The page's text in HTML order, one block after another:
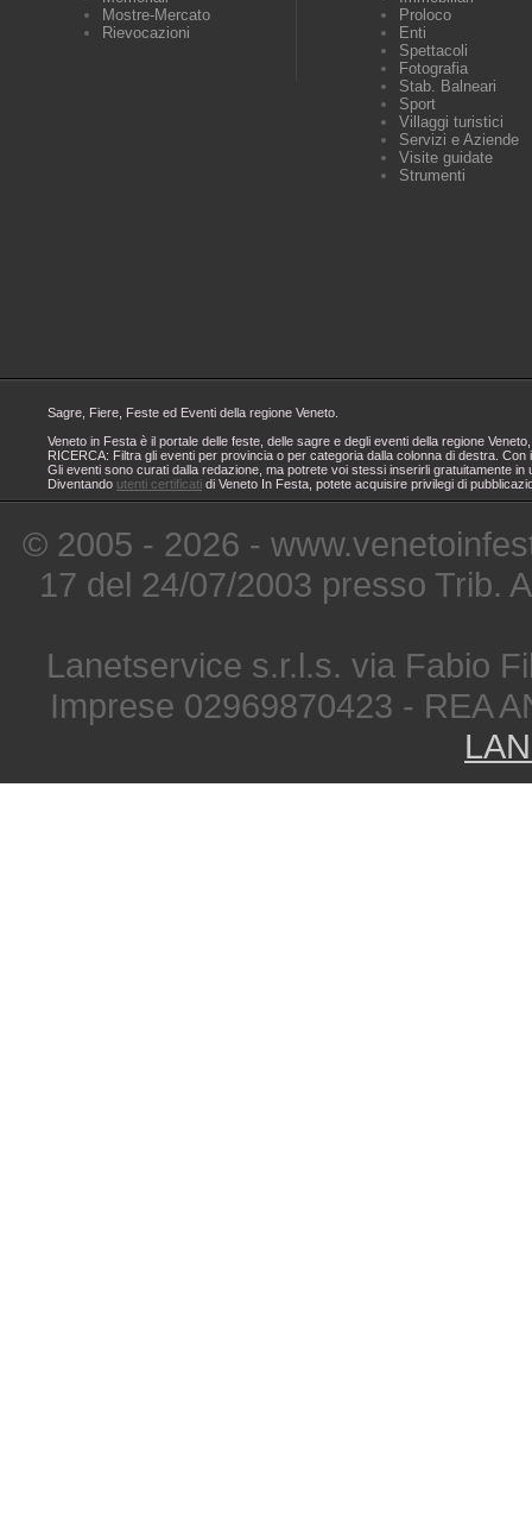
Mostre-Mercato
Rievocazioni
Proloco
Enti
Spettacoli
Fotografia
Stab. Balneari
Sport
Villaggi turistici
Servizi e Aziende
Visite guidate
Strumenti
Sagre, Fiere, Feste ed Eventi della regione Veneto.
Veneto in Festa è il portale delle feste, delle sagre e degli eventi della regione
RICERCA: Filtra gli eventi per provincia o per categoria dalla colonna di destra.
Gli eventi sono curati dalla redazione, ma potrete voi stessi inserirli gratuitamente
Diventando utenti certificati di Veneto In Festa, potete acquisire privilegi di
© 2005 - 2026 -
17 del 24/07/2003 presso Trib.
Lanetservice s.r.l.s. via Fabio
Imprese 02969870423 - REA